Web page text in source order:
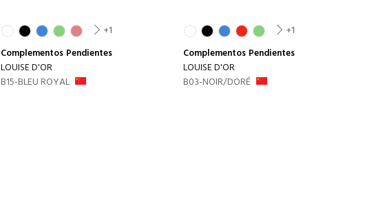
+1
Complementos Pendientes
LOUISE D'OR
B15-BLEU ROYAL
+1
Complementos Pendientes
LOUISE D'OR
B03-NOIR/DORÉ